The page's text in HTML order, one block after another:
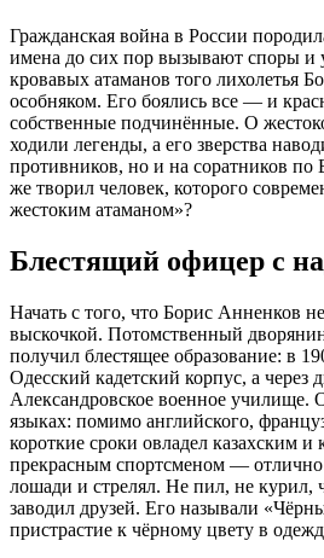
Гражданская война в России
имена до сих пор вызывают споры и
кровавых атаманов того лихолетья
особняком. Его боялись все — и
собственные подчинённые. О
ходили легенды, а его зверства
противников, но и на соратников
же творил человек, которого
жестоким атаманом»?
Блестящий офицер с
Начать с того, что Борис Анненков
выскочкой. Потомственный
получил блестящее образование: в
Одесский кадетский корпус, а через
Александровское военное училище.
языках: помимо английского,
короткие сроки овладел казахским и
прекрасным спортсменом — отлично
лошади и стрелял. Не пил, не курил,
заводил друзей. Его называли
пристрастие к чёрному цвету в